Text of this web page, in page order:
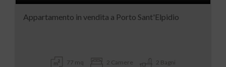
Appartamento in vendita a Porto Sant'Elpidio
77 mq 2 Camere 2 Bagni